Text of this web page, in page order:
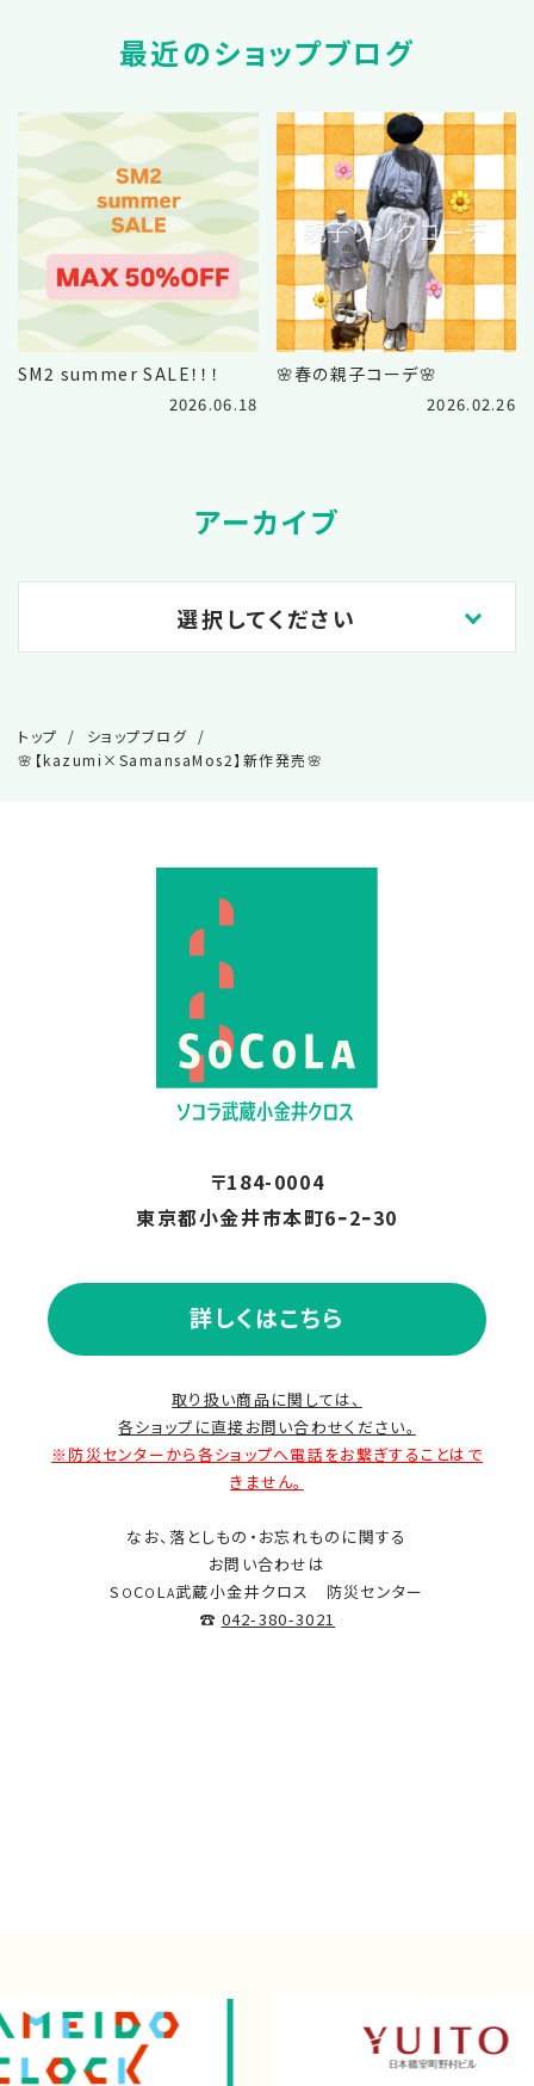
最近のショップブログ
SM2 summer SALE！！！
2026.06.18
🌸春の親子コーデ🌸
2026.02.26
アーカイブ
選択してください
トップ
ショップブログ
🌸【kazumi×SamansaMos2】新作発売🌸
〒184-0004
東京都小金井市本町6ｰ2ｰ30
詳しくはこちら
取り扱い商品に関しては、
各ショップに直接お問い合わせください。
※防災センターから各ショップへ電話をお繋ぎすることはで
きません。
なお、落としもの・お忘れものに関する
お問い合わせは
S OCO LA武蔵小金井クロス 防災センター
☎ 042-380-3021